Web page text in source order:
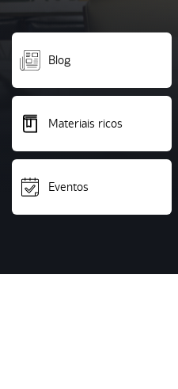
Blog
Materiais ricos
Eventos